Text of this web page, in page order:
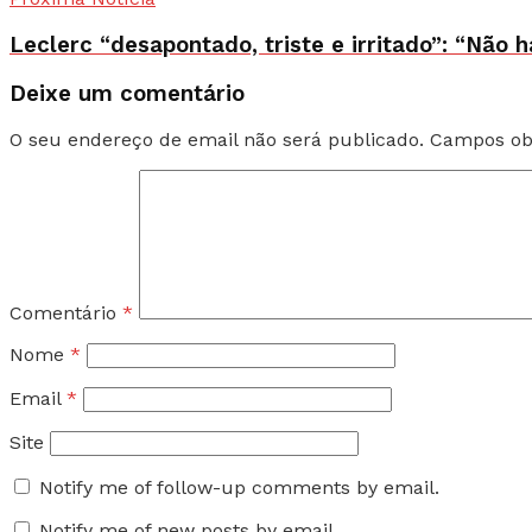
Leclerc “desapontado, triste e irritado”: “Não
Deixe um comentário
O seu endereço de email não será publicado. Campos
Comentário *
Nome *
Email *
Site
Notify me of follow-up comments by email.